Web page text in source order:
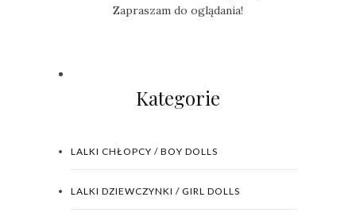
Zapraszam do oglądania!
Kategorie
LALKI CHŁOPCY / BOY DOLLS
LALKI DZIEWCZYNKI / GIRL DOLLS